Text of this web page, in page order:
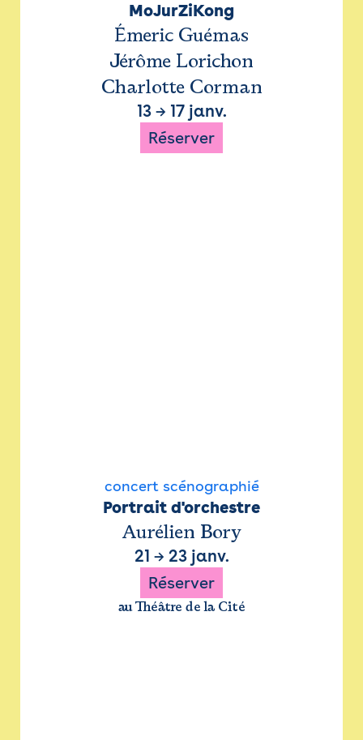
MoJurZiKong
Émeric Guémas
Jérôme Lorichon
Charlotte Corman
13→ 17 janv.
Réserver
concert scénographié
Portrait d'orchestre
Aurélien Bory
21 → 23 janv.
Réserver
au Théâtre de la Cité